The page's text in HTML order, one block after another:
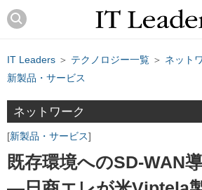
IT Leaders ＞ テクノロジー一覧 ＞ ネット
新製品・サービス
ネットワーク
新製品・サービス
既存環境へのSD-WAN